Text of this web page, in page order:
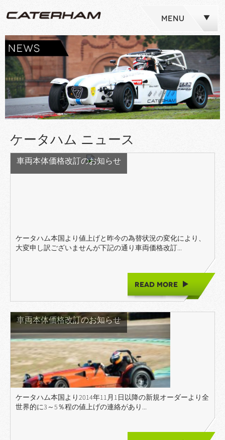
MENU
ケータハム ニュース
車両本体価格改訂のお知らせ
ケータハム本国より値上げと昨今の為替状況の変化により、
大変申し訳ございませんが下記の通り車両価格改訂...
READ MORE
車両本体価格改訂のお知らせ
ケータハム本国より2014年11月1日以降の新規オーダーより全
世界的に3～5％程の値上げの連絡があり...